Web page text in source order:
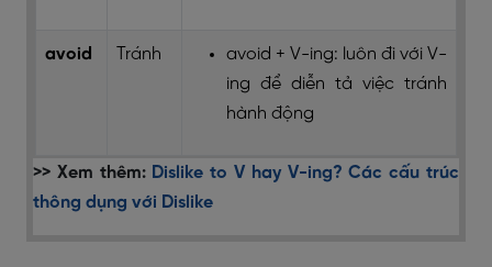
avoid Tránh
avoid + V-ing: luôn đi với V-
ing để diễn tả việc tránh
hành động
>> Xem thêm: Dislike to V hay V-ing? Các cấu trúc
thông dụng với Dislike